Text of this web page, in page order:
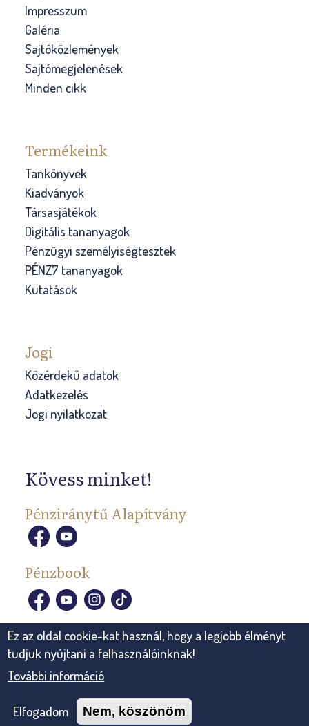
Impresszum
Galéria
Sajtóközlemények
Sajtómegjelenések
Minden cikk
Termékeink
Tankönyvek
Kiadványok
Társasjátékok
Digitális tananyagok
Pénzügyi személyiségtesztek
PÉNZ7 tananyagok
Kutatások
Jogi
Közérdekű adatok
Adatkezelés
Jogi nyilatkozat
Kövess minket!
Pénziránytű Alapítvány
Pénzbook
© 2026, Pénziránytű Alapítvány Minden jog fenntartva.
Ez az oldal cookie-kat használ, hogy a legjobb élményt
tudjuk nyújtani a felhasználóinknak!
További információ
Elfogadom Nem, köszönöm